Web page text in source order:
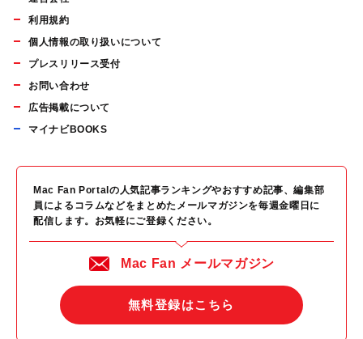
利用規約
個人情報の取り扱いについて
プレスリリース受付
お問い合わせ
広告掲載について
マイナビBOOKS
Mac Fan Portalの人気記事ランキングやおすすめ記事、編集部
員によるコラムなどをまとめたメールマガジンを毎週金曜日に
配信します。お気軽にご登録ください。
Mac Fan メールマガジン
無料登録はこちら